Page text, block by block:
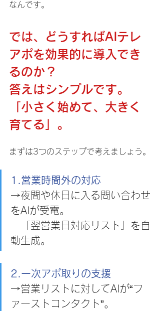
なんです。
では、どうすればAIテレ
アポを効果的に導入でき
るのか？
答えはシンプルです。
「小さく始めて、大きく
育てる」。
まずは3つのステップで考えましょう。
1.営業時間外の対応
→夜間や休日に入る問い合わせ
をAIが受電。
「翌営業日対応リスト」を自
動生成。
2.一次アポ取りの支援
→営業リストに対してAIが“フ
ァーストコンタクト”。